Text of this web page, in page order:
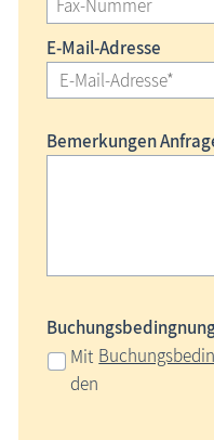
E-Mail-Adresse
Bemerkungen
Mit
den